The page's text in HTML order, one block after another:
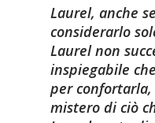
Laurel, anche
considerarlo
Laurel non
inspiegabile
per
mistero di ciò